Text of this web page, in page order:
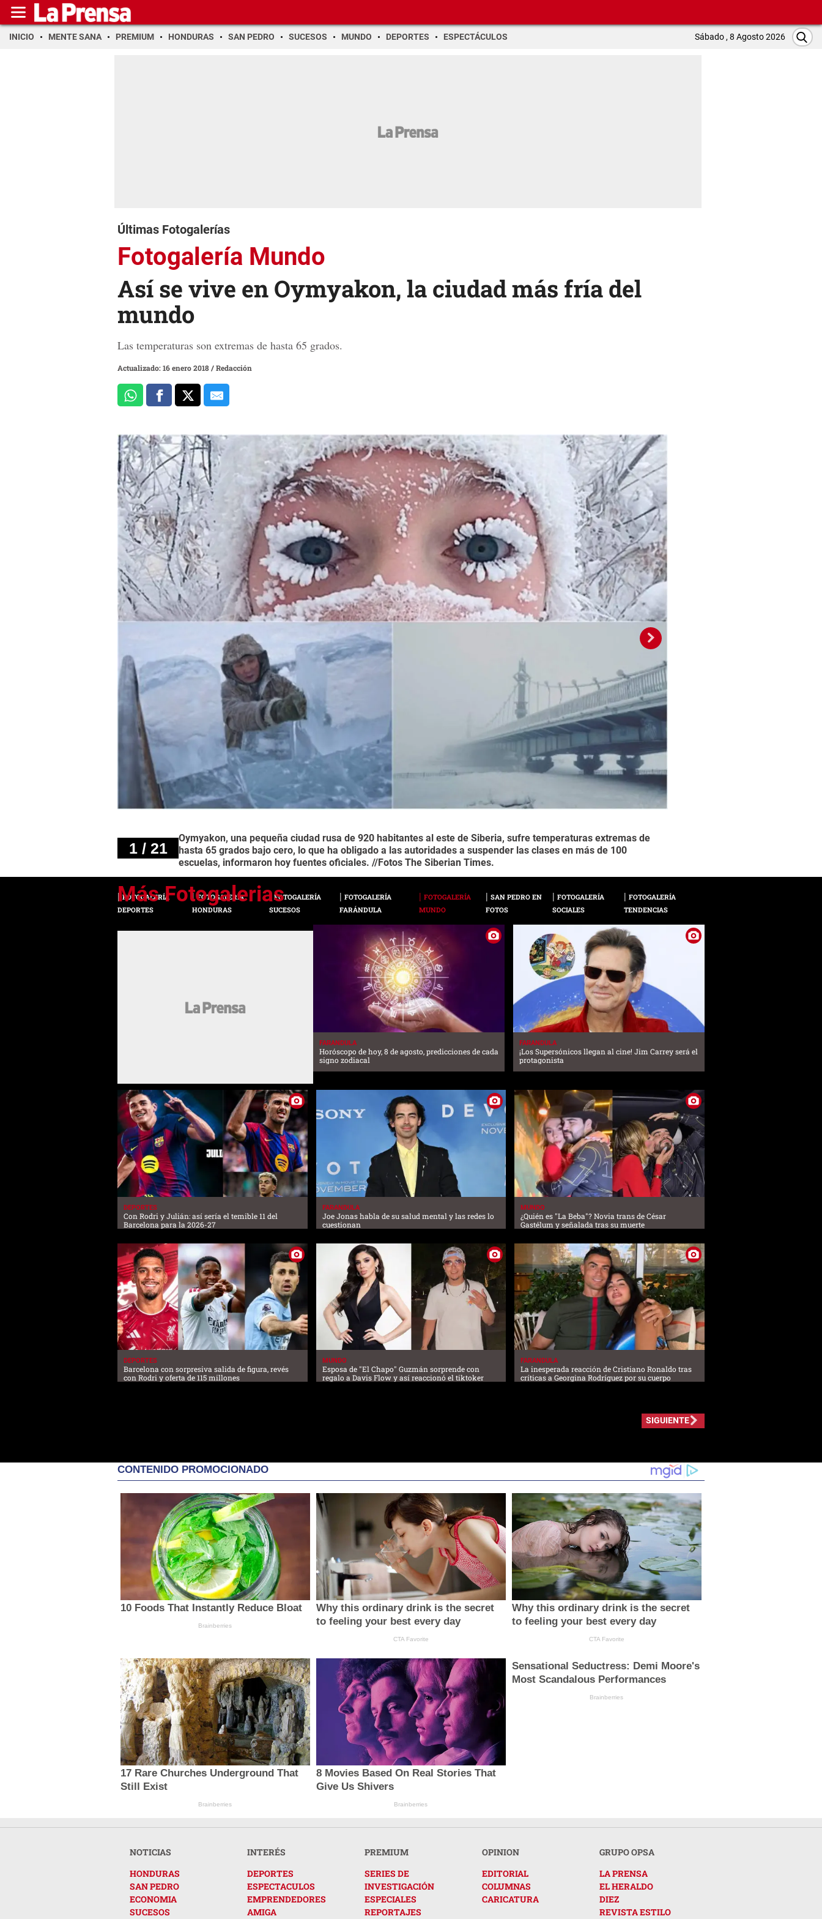
INICIO MENTE SANA PREMIUM HONDURAS SAN PEDRO SUCESOS MUNDO DEPORTES ESPECTÁCULOS Sábado , 8 Agosto 2026
Últimas Fotogalerías
Fotogalería Mundo
Así se vive en Oymyakon, la ciudad más fría del
mundo
Las temperaturas son extremas de hasta 65 grados.
Actualizado: 16 enero 2018/Redacción
1 / 21
Oymyakon, una pequeña ciudad rusa de 920 habitantes al este de Siberia, sufre temperaturas extremas de
hasta 65 grados bajo cero, lo que ha obligado a las autoridades a suspender las clases en más de 100
escuelas, informaron hoy fuentes oficiales. //Fotos The Siberian Times.
FOTOGALERÍA
DEPORTES
FOTOGALERÍA
HONDURAS
FOTOGALERÍA
SUCESOS
FOTOGALERÍA
FARÁNDULA
FOTOGALERÍA
MUNDO
SAN PEDRO EN
FOTOS
FOTOGALERÍA
SOCIALES
FOTOGALERÍA
TENDENCIAS
FARANDULA
Horóscopo de hoy, 8 de agosto, predicciones de cada
signo zodiacal
FARANDULA
¡Los Supersónicos llegan al cine! Jim Carrey será el
protagonista
DEPORTES
Con Rodri y Julián: así sería el temible 11 del
Barcelona para la 2026-27
FARANDULA
Joe Jonas habla de su salud mental y las redes lo
cuestionan
MUNDO
¿Quién es "La Beba"? Novia trans de César
Gastélum y señalada tras su muerte
DEPORTES
Barcelona con sorpresiva salida de figura, revés
con Rodri y oferta de 115 millones
MUNDO
Esposa de "El Chapo" Guzmán sorprende con
regalo a Davis Flow y así reaccionó el tiktoker
FARANDULA
La inesperada reacción de Cristiano Ronaldo tras
críticas a Georgina Rodríguez por su cuerpo
SIGUIENTE
CONTENIDO PROMOCIONADO
10 Foods That Instantly Reduce Bloat
Brainberries
Why this ordinary drink is the secret
to feeling your best every day
CTA Favorite
Why this ordinary drink is the secret
to feeling your best every day
CTA Favorite
17 Rare Churches Underground That
Still Exist
Brainberries
8 Movies Based On Real Stories That
Give Us Shivers
Brainberries
Sensational Seductress: Demi Moore's
Most Scandalous Performances
Brainberries
NOTICIAS
HONDURAS
SAN PEDRO
ECONOMIA
SUCESOS
INTERÉS
DEPORTES
ESPECTACULOS
EMPRENDEDORES
AMIGA
PREMIUM
SERIES DE
INVESTIGACIÓN
ESPECIALES
REPORTAJES
OPINION
EDITORIAL
COLUMNAS
CARICATURA
GRUPO OPSA
LA PRENSA
EL HERALDO
DIEZ
REVISTA ESTILO